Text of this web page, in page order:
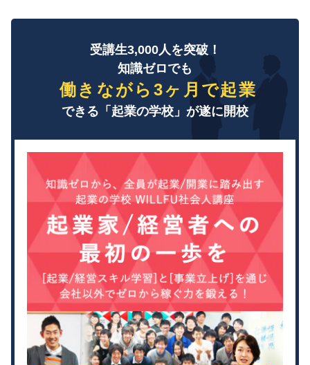
受講生3,000人を突破！
知識ゼロでも
働きながら3ヶ月で起業
できる「起業の学校」が遂に開校